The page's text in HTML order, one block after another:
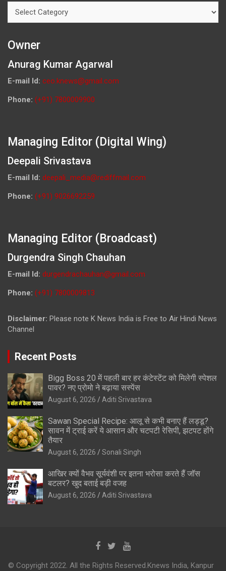
Owner
Anurag Kumar Agarwal
E-mail Id: ceo.knews@gmail.com
Phone: (+91) 7800009900
Managing Editor (Digital Wing)
Deepali Srivastava
E-mail Id: deepali_media@rediffmail.com
Phone: (+91) 9026692259
Managing Editor (Broadcast)
Durgendra Singh Chauhan
E-mail Id: durgendrachauhan@gmail.com
Phone: (+91) 7800009813
Disclaimer: Please note K News India is Free to Air Hindi News
Channel
Recent Posts
Bigg Boss 20 में पहली बार हर कंटेस्टेंट को मिलेगी स्पेशल
पावर? नए प्रोमो ने बढ़ाया सस्पेंस
August 6, 2026 Aditi Srivastava
Sawan Special Recipe: आलू से कभी बनाए हैं लड्डू?
सावन में ट्राई करें ये आसान और चटपटी रेसिपी, झटपट होंगे
तैयार
August 6, 2026 Sonali Singh
आखिर क्यों वैभव सूर्यवंशी पर इतना भरोसा करते हैं जॉस
बटलर? खुद बताई बड़ी वजह
August 6, 2026 Aditi Srivastava
© Copyright 2022. All the Rights Reserved.Knews India, Kanpur